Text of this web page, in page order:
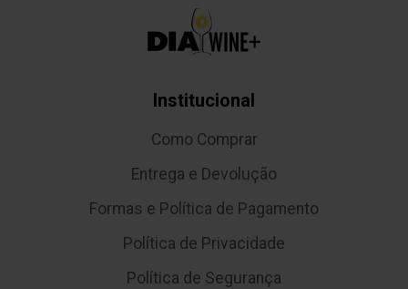
Institucional
Como Comprar
Entrega e Devolução
Formas e Política de Pagamento
Política de Privacidade
Política de Segurança